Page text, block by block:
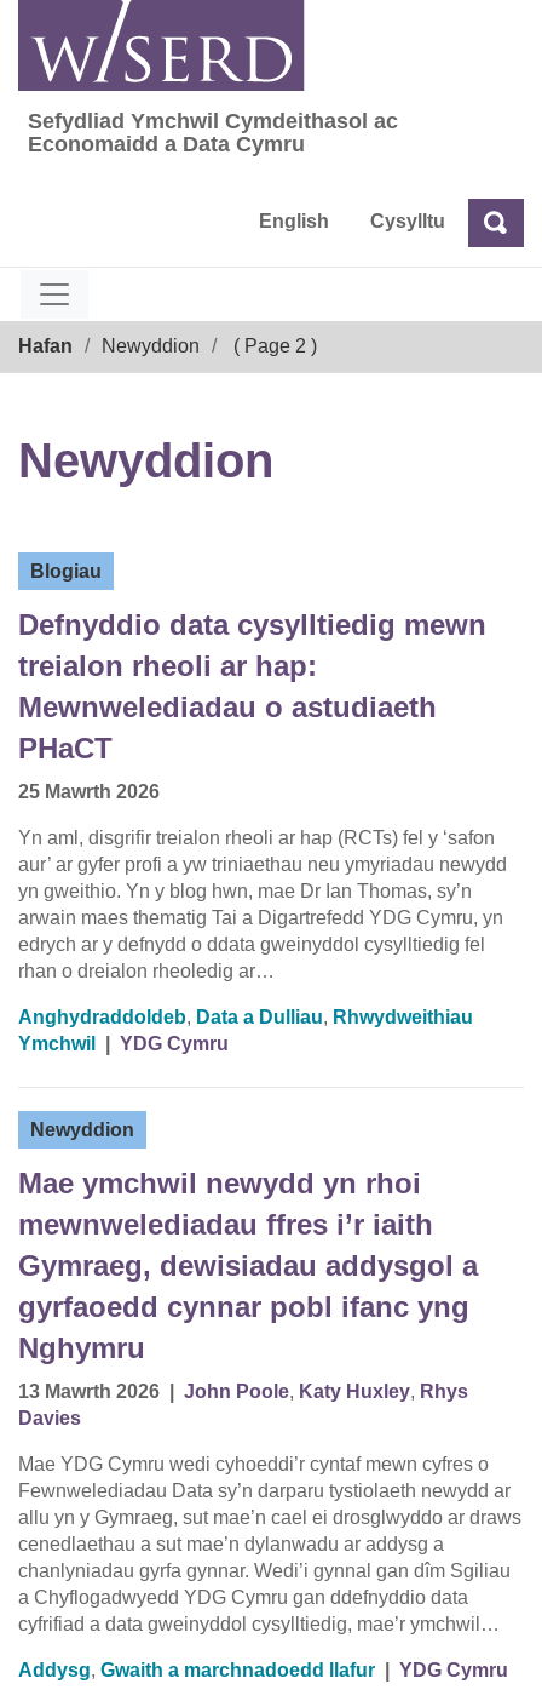
content
Sefydliad Ymchwil Cymdeithasol ac
Sefydliad Ymchwil Cymdeithasol ac
Economaidd a Data Cymru
English Cysylltu Chwilio
Hafan Newyddion ( Page 2 )
Newyddion
Blogiau
Defnyddio data cysylltiedig mewn
treialon rheoli ar hap:
Mewnwelediadau o astudiaeth
PHaCT
25 Mawrth 2026
Yn aml, disgrifir treialon rheoli ar hap (RCTs) fel y ‘safon
aur’ ar gyfer profi a yw triniaethau neu ymyriadau newydd
yn gweithio. Yn y blog hwn, mae Dr Ian Thomas, sy’n
arwain maes thematig Tai a Digartrefedd YDG Cymru, yn
edrych ar y defnydd o ddata gweinyddol cysylltiedig fel
rhan o dreialon rheoledig ar…
Anghydraddoldeb, Data a Dulliau, Rhwydweithiau
Ymchwil
YDG Cymru
Newyddion
Mae ymchwil newydd yn rhoi
mewnwelediadau ffres i’r iaith
Gymraeg, dewisiadau addysgol a
gyrfaoedd cynnar pobl ifanc yng
Nghymru
13 Mawrth 2026 John Poole, Katy Huxley, Rhys
Davies
Mae YDG Cymru wedi cyhoeddi’r cyntaf mewn cyfres o
Fewnwelediadau Data sy’n darparu tystiolaeth newydd ar
allu yn y Gymraeg, sut mae’n cael ei drosglwyddo ar draws
cenedlaethau a sut mae’n dylanwadu ar addysg a
chanlyniadau gyrfa gynnar. Wedi’i gynnal gan dîm Sgiliau
a Chyflogadwyedd YDG Cymru gan ddefnyddio data
cyfrifiad a data gweinyddol cysylltiedig, mae’r ymchwil…
Addysg, Gwaith a marchnadoedd llafur YDG Cymru